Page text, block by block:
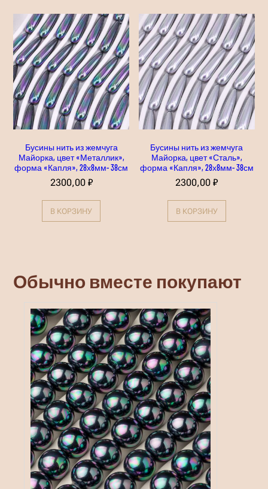
Бусины нить из жемчуга
Майорка, цвет «Металлик»,
форма «Капля», 28х8мм- 38см
2300,00 ₽
В КОРЗИНУ
Бусины нить из жемчуга
Майорка, цвет «Сталь»,
форма «Капля», 28х8мм- 38см
2300,00₽
В КОРЗИНУ
Обычно вместе покупают